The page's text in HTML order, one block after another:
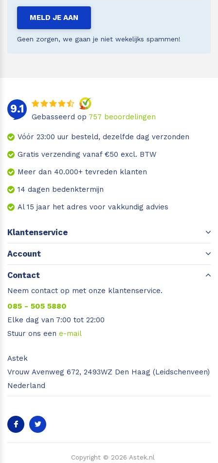
Geen zorgen, we gaan je niet wekelijks spammen!
MELD JE AAN
9.1
Gebasseerd op 757 beoordelingen
Vóór 23:00 uur besteld, dezelfde dag verzonden
Gratis verzending vanaf €50 excl. BTW
Meer dan 40.000+ tevreden klanten
14 dagen bedenktermijn
Al 15 jaar het adres voor vakkundig advies
Klantenservice
Account
Contact
Neem contact op met onze klantenservice.
085 - 505 5880
Elke dag van 7:00 tot 22:00
Stuur ons een e-mail
Astek
Vrouw Avenweg 672, 2493WZ Den Haag (Leidschenveen)
Nederland
Copyright © 2026 Astek.nl